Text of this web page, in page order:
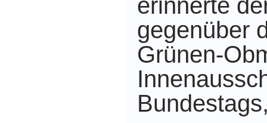
erinnerte
gegenüber
Grünen-